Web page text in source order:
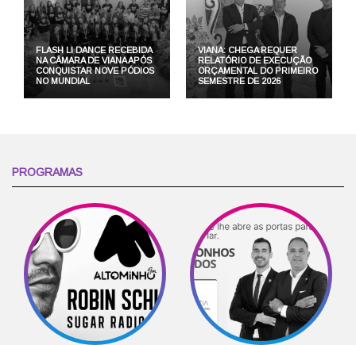
FLASH LI DANCE RECEBIDA
NA CÂMARA DE VIANA APÓS
CONQUISTAR NOVE PÓDIOS
NO MUNDIAL
VIANA: CHEGA REQUER
RELATÓRIO DE EXECUÇÃO
ORÇAMENTAL DO PRIMEIRO
SEMESTRE DE 2026
PROGRAMAS